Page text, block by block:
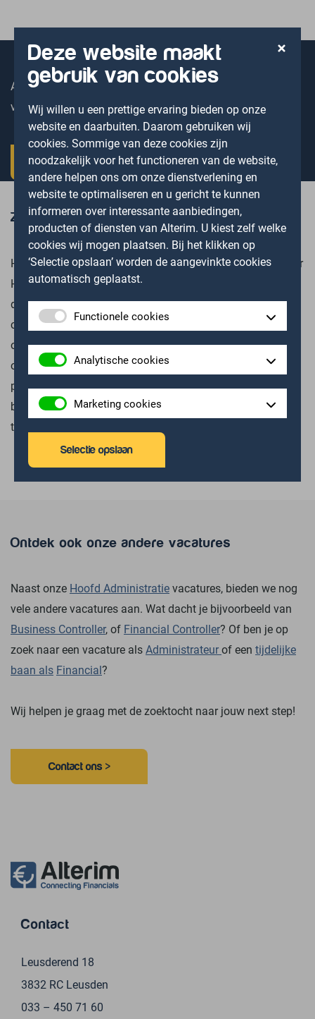
Als Hoofd Administratie vind je bij ons altijd passende
vacaturekansen.
Stuur ons een open inschrijving >
Zie jij een match?
Heb je tussenons aanbod aan vacatureseen vacature voor
Hoofd Administratie gevonden die bij je past? Solliciteer
dan direct online of neem contact op met de betreffende
consultant. Samen gaan we aan de slag om vast te stellen
of er een mogelijke match zou zijn tussen jou en onze
opdrachtgever. Dit doen we door middel van een
persoonlijk gesprek, vaak aangevuld met een DISC test. Zo
bepalen we in hoeverre de competenties die de werkgever
terug wil zien bij jou aanwezig zijn.
Ontdek ook onze andere vacatures
Naast onze Hoofd Administratievacatures, bieden we nog
vele andere vacatures aan. Wat dacht je bijvoorbeeld van
Business Controller, of Financial Controller? Of ben je op
zoek naar een vacature alsAdministrateurof een tijdelijke
baan als Financial?
Wij helpen je graag met de zoektocht naar jouw next step!
Contact ons >
Contact
Leusderend 18
3832 RC Leusden
033 – 450 71 60
Deze website maakt
gebruik van cookies
Wij willen u een prettige ervaring bieden op onze
website en daarbuiten. Daarom gebruiken wij
cookies. Sommige van deze cookies zijn
noodzakelijk voor het functioneren van de website,
andere helpen ons om onze dienstverlening en
website te optimaliseren en u gericht te kunnen
informeren over interessante aanbiedingen,
producten of diensten van Alterim. U kiest zelf welke
cookies wij mogen plaatsen. Bij het klikken op
‘Selectie opslaan’ worden de aangevinkte cookies
automatisch geplaatst.
Functionele cookies
Analytische cookies
Marketing cookies
Selectie opslaan